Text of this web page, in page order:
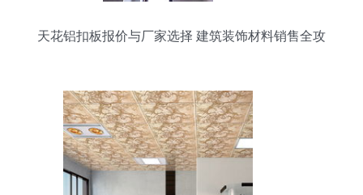
天花铝扣板报价与厂家选择 建筑装饰材料销售全攻